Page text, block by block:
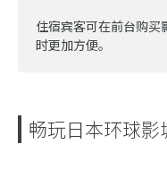
住宿宾客可在前台购买
时更加方便。
畅玩日本环球